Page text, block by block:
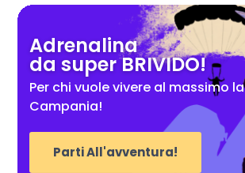
Adrenalina
da super BRIVIDO!
Per chi vuole vivere al massimo la
Campania!
Parti All'avventura!